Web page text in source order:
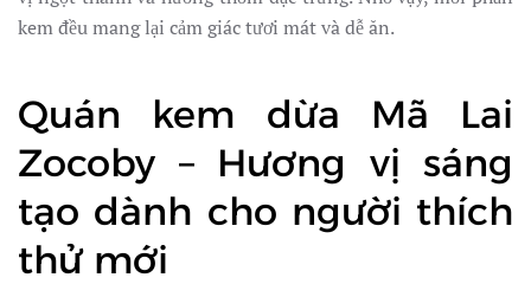
kem đều mang lại cảm giác tươi mát và dễ ăn.
Quán kem dừa Mã Lai
Zocoby – Hương vị sáng
tạo dành cho người thích
thử mới